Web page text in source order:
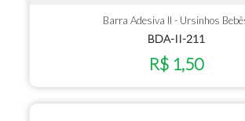
Barra Adesiva II - Ursinhos
BDA-II-211
R$ 1,50